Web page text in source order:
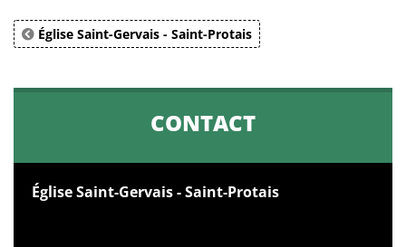
Église Saint-Gervais - Saint-Protais
CONTACT
Église Saint-Gervais - Saint-Protais